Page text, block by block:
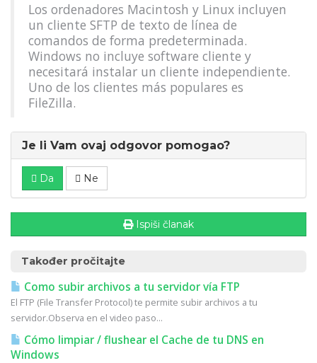
Los ordenadores Macintosh y Linux incluyen
un cliente SFTP de texto de línea de
comandos de forma predeterminada.
Windows no incluye software cliente y
necesitará instalar un cliente independiente.
Uno de los clientes más populares es
FileZilla.
Je li Vam ovaj odgovor pomogao?
Da Ne
Ispiši članak
Također pročitajte
Como subir archivos a tu servidor vía FTP
El FTP (File Transfer Protocol) te permite subir archivos a tu
servidor.Observa en el video paso...
Cómo limpiar / flushear el Cache de tu DNS en
Windows